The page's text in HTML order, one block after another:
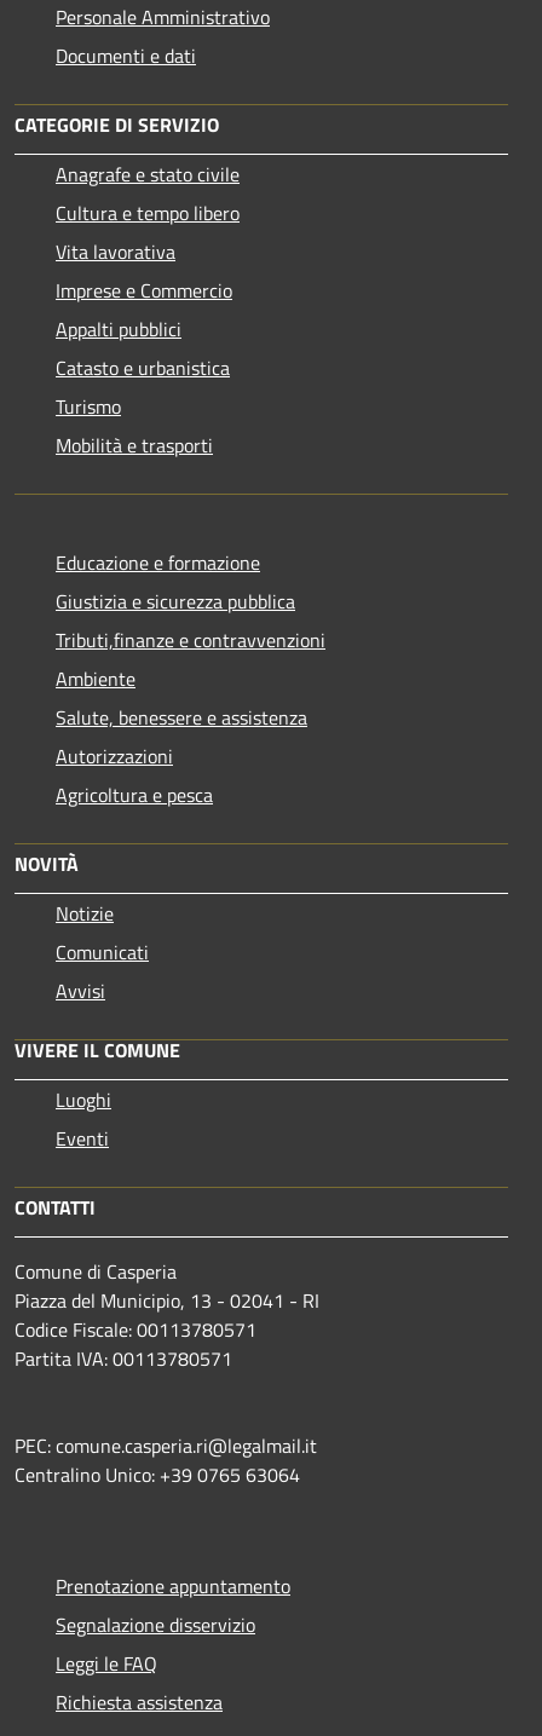
Personale Amministrativo
Documenti e dati
CATEGORIE DI SERVIZIO
Anagrafe e stato civile
Cultura e tempo libero
Vita lavorativa
Imprese e Commercio
Appalti pubblici
Catasto e urbanistica
Turismo
Mobilità e trasporti
Educazione e formazione
Giustizia e sicurezza pubblica
Tributi,finanze e contravvenzioni
Ambiente
Salute, benessere e assistenza
Autorizzazioni
Agricoltura e pesca
NOVITÀ
Notizie
Comunicati
Avvisi
VIVERE IL COMUNE
Luoghi
Eventi
CONTATTI
Comune di Casperia
Piazza del Municipio, 13 - 02041 - RI
Codice Fiscale: 00113780571
Partita IVA: 00113780571
PEC: comune.casperia.ri@legalmail.it
Centralino Unico: +39 0765 63064
Prenotazione appuntamento
Segnalazione disservizio
Leggi le FAQ
Richiesta assistenza